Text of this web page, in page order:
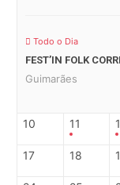
Todo o Dia
FEST’IN FOLK
Guimarães
10 11
17 18